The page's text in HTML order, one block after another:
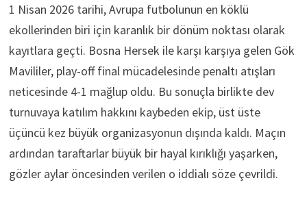
1 Nisan 2026 tarihi, Avrupa futbolunun en köklü
ekollerinden biri için karanlık bir dönüm noktası olarak
kayıtlara geçti. Bosna Hersek ile karşı karşıya gelen Gök
Mavililer, play-off final mücadelesinde penaltı atışları
neticesinde 4-1 mağlup oldu. Bu sonuçla birlikte dev
turnuvaya katılım hakkını kaybeden ekip, üst üste
üçüncü kez büyük organizasyonun dışında kaldı. Maçın
ardından taraftarlar büyük bir hayal kırıklığı yaşarken,
gözler aylar öncesinden verilen o iddialı söze çevrildi.